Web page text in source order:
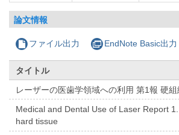
論文情報
ファイル出力 EndNote Basic出力
タイトル
レーザーの医歯学領域への利用 第1報 硬
Medical and Dental Use of Laser Report
hard tissue